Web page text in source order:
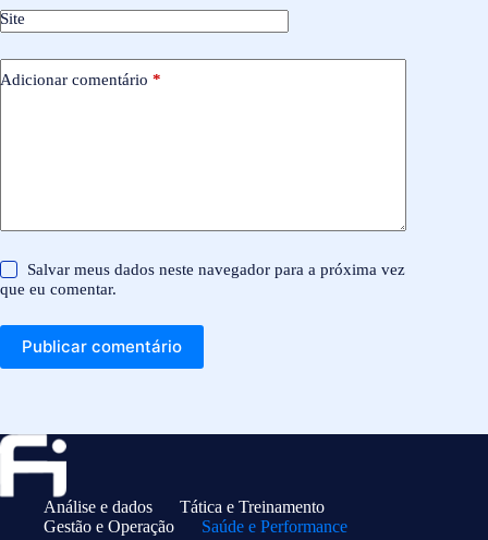
Site
Adicionar comentário *
Salvar meus dados neste navegador para a próxima vez
que eu comentar.
Publicar comentário
Análise e dados
Tática e Treinamento
Gestão e Operação
Saúde e Performance